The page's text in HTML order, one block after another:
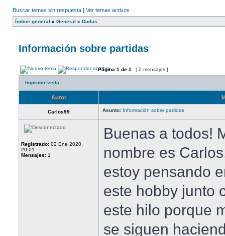
Buscar temas sin respuesta | Ver temas activos
Índice general » General » Dudas
Información sobre partidas
Página 1 de 1 [ 2 mensajes ]
Imprimir vista
Autor
Carlos99 Asunto: Información sobre partidas
Registrado: 02 Ene 2020,
20:01
Mensajes: 1
Buenas a todos!
nombre es
estoy pensando
este hobby junto
este hilo porque
se siguen